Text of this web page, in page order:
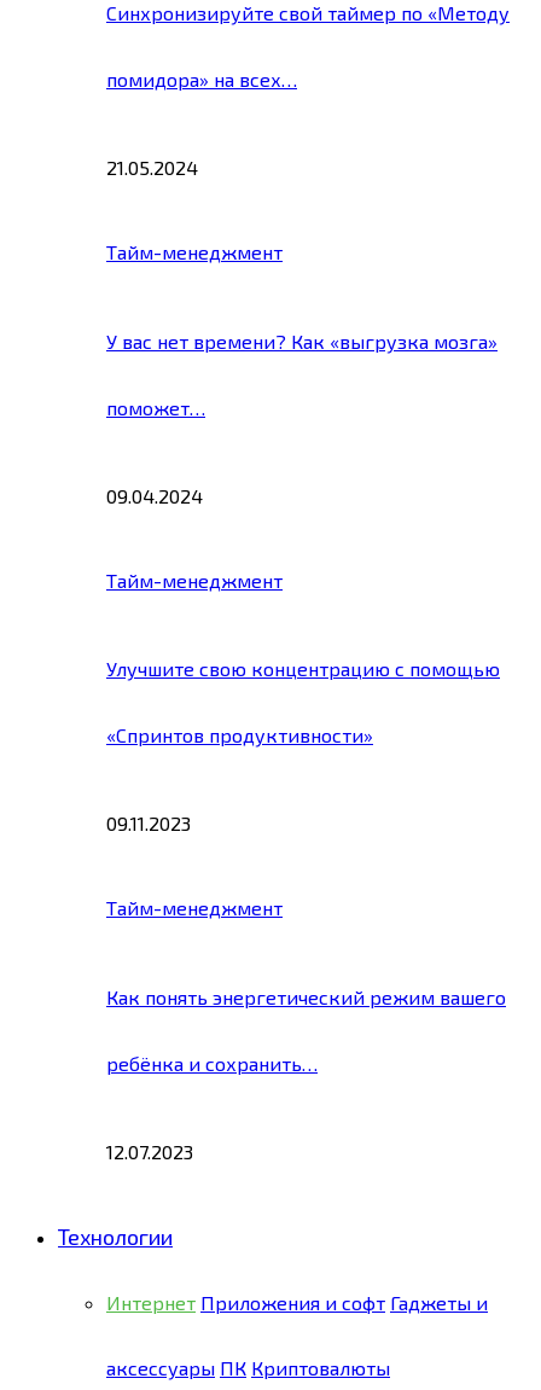
Синхронизируйте свой таймер по «Методу
помидора» на всех…
21.05.2024
Тайм-менеджмент
У вас нет времени? Как «выгрузка мозга»
поможет…
09.04.2024
Тайм-менеджмент
Улучшите свою концентрацию с помощью
«Спринтов продуктивности»
09.11.2023
Тайм-менеджмент
Как понять энергетический режим вашего
ребёнка и сохранить…
12.07.2023
Технологии
Интернет Приложения и софт Гаджеты и
аксессуары ПК Криптовалюты